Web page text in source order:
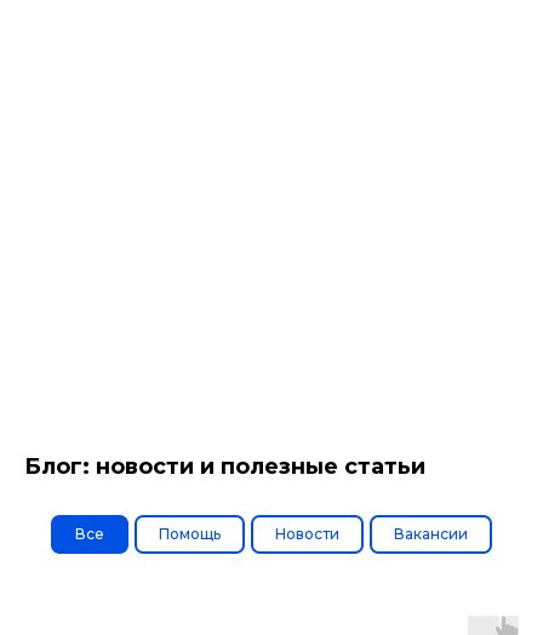
Блог: новости и полезные статьи
Все Помощь Новости Вакансии